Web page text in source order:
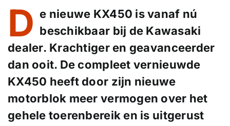
D e nieuwe KX450 is vanaf nú
beschikbaar bij de Kawasaki
dealer. Krachtiger en geavanceerder
dan ooit. De compleet vernieuwde
KX450 heeft door zijn nieuwe
motorblok meer vermogen over het
gehele toerenbereik en is uitgerust